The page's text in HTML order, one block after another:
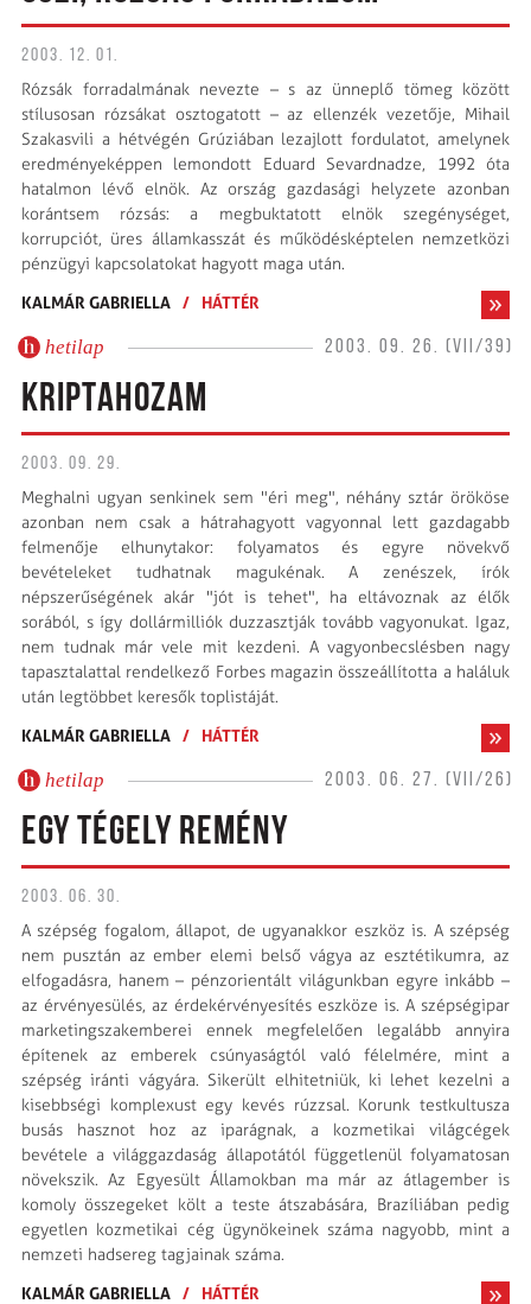
2003. 12. 01.
Rózsák forradalmának nevezte – s az ünneplő tömeg között
stílusosan rózsákat osztogatott – az ellenzék vezetője, Mihail
Szakasvili a hétvégén Grúziában lezajlott fordulatot, amelynek
eredményeképpen lemondott Eduard Sevardnadze, 1992 óta
hatalmon lévő elnök. Az ország gazdasági helyzete azonban
korántsem rózsás: a megbuktatott elnök szegénységet,
korrupciót, üres államkasszát és működésképtelen nemzetközi
pénzügyi kapcsolatokat hagyott maga után.
KALMÁR GABRIELLA / HÁTTÉR
hetilap 2003. 09. 26. (VII/39)
KRIPTAHOZAM
2003. 09. 29.
Meghalni ugyan senkinek sem "éri meg", néhány sztár örököse
azonban nem csak a hátrahagyott vagyonnal lett gazdagabb
felmenője elhunytakor: folyamatos és egyre növekvő
bevételeket tudhatnak magukénak. A zenészek, írók
népszerűségének akár "jót is tehet", ha eltávoznak az élők
sorából, s így dollármilliók duzzasztják tovább vagyonukat. Igaz,
nem tudnak már vele mit kezdeni. A vagyonbecslésben nagy
tapasztalattal rendelkező Forbes magazin összeállította a haláluk
után legtöbbet keresők toplistáját.
KALMÁR GABRIELLA / HÁTTÉR
hetilap 2003. 06. 27. (VII/26)
EGY TÉGELY REMÉNY
2003. 06. 30.
A szépség fogalom, állapot, de ugyanakkor eszköz is. A szépség
nem pusztán az ember elemi belső vágya az esztétikumra, az
elfogadásra, hanem – pénzorientált világunkban egyre inkább –
az érvényesülés, az érdekérvényesítés eszköze is. A szépségipar
marketingszakemberei ennek megfelelően legalább annyira
építenek az emberek csúnyaságtól való félelmére, mint a
szépség iránti vágyára. Sikerült elhitetniük, ki lehet kezelni a
kisebbségi komplexust egy kevés rúzzsal. Korunk testkultusza
busás hasznot hoz az iparágnak, a kozmetikai világcégek
bevétele a világgazdaság állapotától függetlenül folyamatosan
növekszik. Az Egyesült Államokban ma már az átlagember is
komoly összegeket költ a teste átszabására, Brazíliában pedig
egyetlen kozmetikai cég ügynökeinek száma nagyobb, mint a
nemzeti hadsereg tagjainak száma.
KALMÁR GABRIELLA / HÁTTÉR